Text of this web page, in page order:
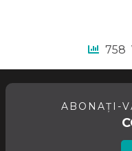
758
ABONAȚI-